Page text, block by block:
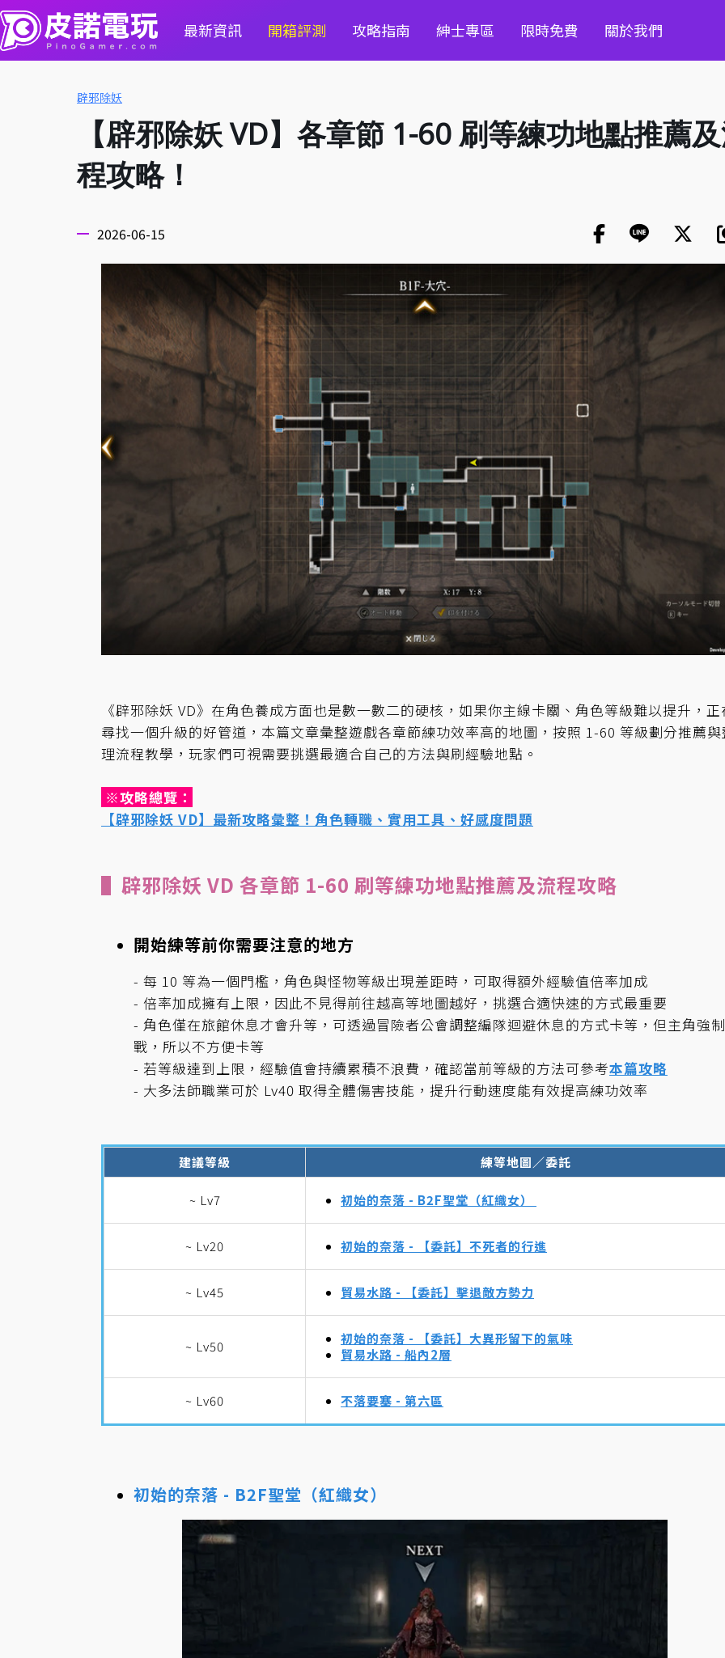
最新資訊 開箱評測 攻略指南 紳士專區 限時免費 關於我們
辟邪除妖
【辟邪除妖 VD】各章節 1-60 刷等練功地點推薦
程攻略！
2026-06-15
《辟邪除妖 VD》在角色養成方面也是數一數二的硬核，如果你主線卡關、角色等級難以提升，正
尋找一個升級的好管道，本篇文章彙整遊戲各章節練功效率高的地圖，按照 1-60 等級劃分推薦
理流程教學，玩家們可視需要挑選最適合自己的方法與刷經驗地點。
※攻略總覽：
【辟邪除妖 VD】最新攻略彙整！角色轉職、實用工具、好感度問題
▌辟邪除妖 VD 各章節 1-60 刷等練功地點推薦及流程攻略
開始練等前你需要注意的地方
- 每 10 等為一個門檻，角色與怪物等級出現差距時，可取得額外經驗值倍率加成
- 倍率加成擁有上限，因此不見得前往越高等地圖越好，挑選合適快速的方式最重要
- 角色僅在旅館休息才會升等，可透過冒險者公會調整編隊迴避休息的方式卡等，但主角強
戰，所以不方便卡等
- 若等級達到上限，經驗值會持續累積不浪費，確認當前等級的方法可參考本篇攻略
- 大多法師職業可於 Lv40 取得全體傷害技能，提升行動速度能有效提高練功效率
建議等級 練等地圖／委託
~ Lv7 初始的奈落 - B2F聖堂（紅織女）
~ Lv20 初始的奈落 - 【委託】不死者的行進
~ Lv45 貿易水路 - 【委託】擊退敵方勢力
~ Lv50
初始的奈落 - 【委託】大異形留下的氣味
貿易水路 - 船內2層
~ Lv60 不落要塞 - 第六區
初始的奈落 - B2F聖堂（紅織女）